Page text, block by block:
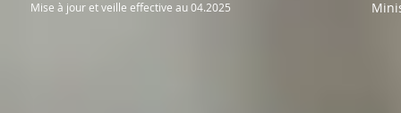
Mise à jour et veille effective au 04.2025